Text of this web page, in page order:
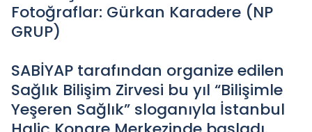
Fotoğraflar: Gürkan Karadere (NP
GRUP)
SABİYAP tarafından organize edilen
Sağlık Bilişim Zirvesi bu yıl “Bilişimle
Yeşeren Sağlık” sloganıyla İstanbul